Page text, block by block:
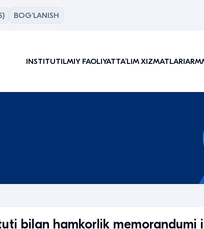
BOG‘LANISH
INSTITUTILMIY FAOLIYATTAʼLIM XIZMATLARIARM
bilan hamkorlik memorandumi